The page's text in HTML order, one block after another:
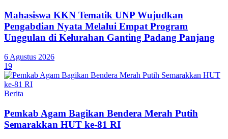
Mahasiswa KKN Tematik UNP Wujudkan
Pengabdian Nyata Melalui Empat Program
Unggulan di Kelurahan Ganting Padang Panjang
6 Agustus 2026
19
Berita
Pemkab Agam Bagikan Bendera Merah Putih
Semarakkan HUT ke-81 RI